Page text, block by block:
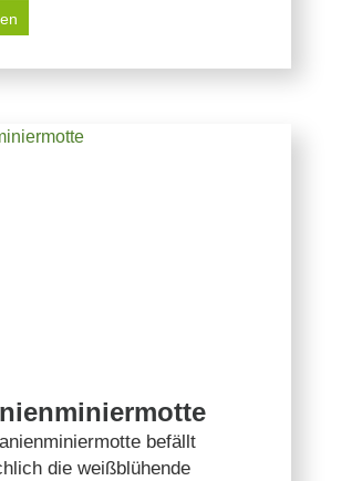
befällt
die weißblühende